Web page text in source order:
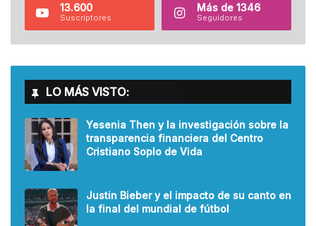
13.600
Suscriptores
Más de 1346
Seguidores
LO MÁS VISTO:
Yesenia Then y la investigación sobre la
transparencia financiera del Centro
Cristiano Soplo de Vida
Justin Bieber y el impacto de su canto en
la final del mundial de fútbol